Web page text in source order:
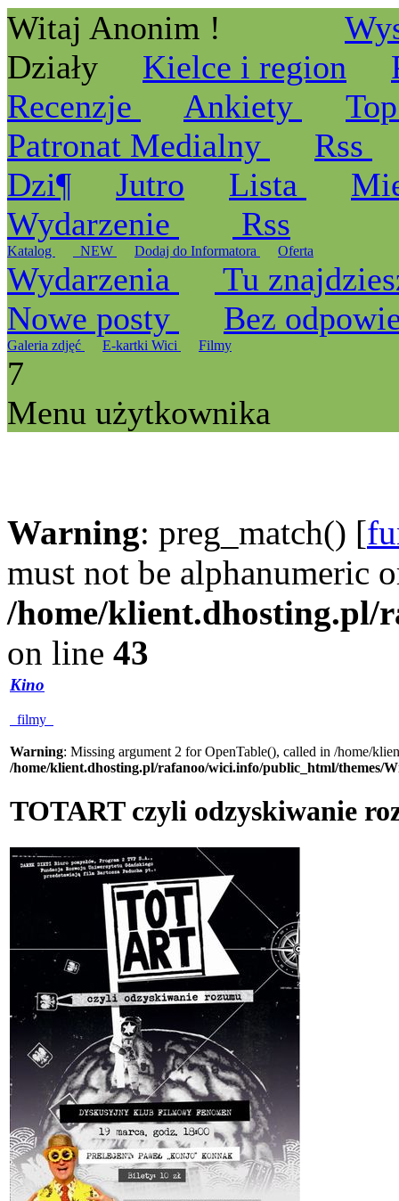
Witaj Anonim !
Działy
Kielce i region
Recenzje
Ankiety
Patronat Medialny
Rss
Dzi¶
Jutro Lista
Wydarzenie
Rss
Katalog _NEW Dodaj do Informatora Oferta
Wydarzenia
Tu
Nowe posty
Bez
Galeria zdjęć E-kartki Wici Filmy
7
Menu użytkownika
Warning: preg_match() [
must not be alphanumeric
/home/klient.dhosting.pl/
on line 43
Kino
filmy
Warning: Missing argument 2 for OpenTable(), called in /home/
/home/klient.dhosting.pl/rafanoo/wici.info/public_html/themes/
TOTART czyli odzyskiwanie